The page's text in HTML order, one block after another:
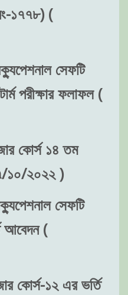
১৭৭৮) (
সেফটি
পরীক্ষার ফলাফল (
কোর্স ১৪ তম
১০/২০২২ )
সেফটি
আবেদন (
কোর্স-১২ এর ভর্তি